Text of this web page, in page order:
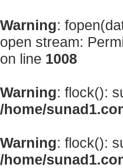
Warning:
open stream:
on line 1008
Warning: flock():
/home/
Warning: flock():
/home/